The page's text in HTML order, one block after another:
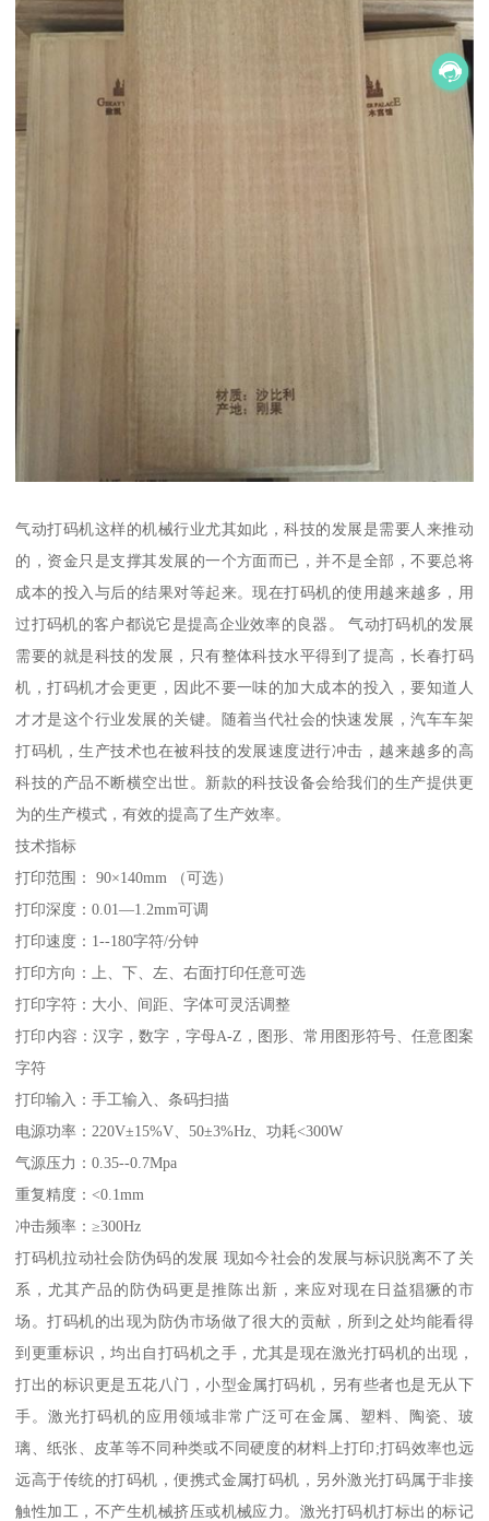
气动打码机这样的机械行业尤其如此，科技的发展是需要人来推动
的，资金只是支撑其发展的一个方面而已，并不是全部，不要总将
成本的投入与后的结果对等起来。现在打码机的使用越来越多，用
过打码机的客户都说它是提高企业效率的良器。 气动打码机的发展
需要的就是科技的发展，只有整体科技水平得到了提高，长春打码
机，打码机才会更更，因此不要一味的加大成本的投入，要知道人
才才是这个行业发展的关键。随着当代社会的快速发展，汽车车架
打码机，生产技术也在被科技的发展速度进行冲击，越来越多的高
科技的产品不断横空出世。新款的科技设备会给我们的生产提供更
为的生产模式，有效的提高了生产效率。
技术指标
打印范围： 90×140mm （可选）
打印深度：0.01—1.2mm可调
打印速度：1--180字符/分钟
打印方向：上、下、左、右面打印任意可选
打印字符：大小、间距、字体可灵活调整
打印内容：汉字，数字，字母A-Z，图形、常用图形符号、任意图案
字符
打印输入：手工输入、条码扫描
电源功率：220V±15%V、50±3%Hz、功耗<300W
气源压力：0.35--0.7Mpa
重复精度：<0.1mm
冲击频率：≥300Hz
打码机拉动社会防伪码的发展 现如今社会的发展与标识脱离不了关
系，尤其产品的防伪码更是推陈出新，来应对现在日益猖獗的市
场。打码机的出现为防伪市场做了很大的贡献，所到之处均能看得
到更重标识，均出自打码机之手，尤其是现在激光打码机的出现，
打出的标识更是五花八门，小型金属打码机，另有些者也是无从下
手。激光打码机的应用领域非常广泛可在金属、塑料、陶瓷、玻
璃、纸张、皮革等不同种类或不同硬度的材料上打印;打码效率也远
远高于传统的打码机，便携式金属打码机，另外激光打码属于非接
触性加工，不产生机械挤压或机械应力。激光打码机打标出的标记